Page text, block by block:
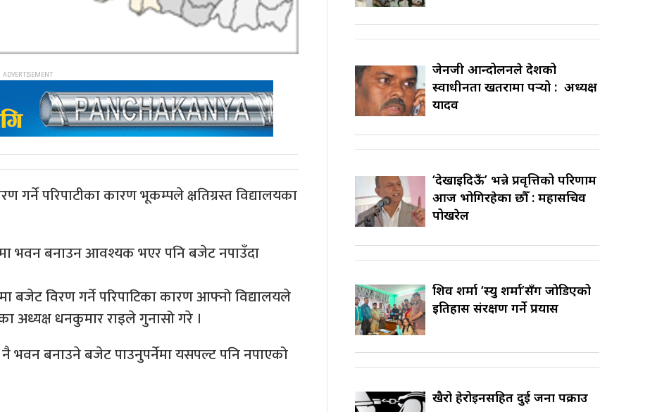
गर्ने परिपाटीका कारण भूकम्पले क्षतिग्रस्त विद्यालयका
भवन बनाउन आवश्यक भएर पनि बजेट नपाउँदा
विरण गर्ने परिपाटिका कारण आफ्नो विद्यालयले
अध्यक्ष धनकुमार राइले गुनासो गरे ।
बनाउने बजेट पाउनुपर्नेमा यसपल्ट पनि नपाएको
जेनजी आन्दोलनले देशको
स्वाधीनता खतरामा पर्‍यो : अध्यक्ष
यादव
‘देखाइदिऊँ’ भन्ने प्रवृत्तिको परिणाम
आज भोगिरहेका छौँ : महासचिव
पोखरेल
शिव शर्मा ‘स्यु शर्मा’सँग जोडिएको
इतिहास संरक्षण गर्ने प्रयास
खैरो हेरोइनसहित दुई जना पक्राउ